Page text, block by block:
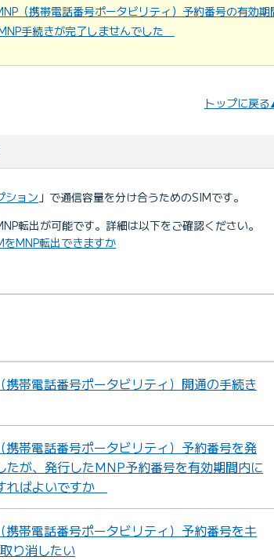
（携帯電話番号ポータビリティ）予約番号の有効期
手続きが完了しませんでした
トップに戻
ション 」で通信容量を分け合うためのSIMです。
転出が可能です。詳細は以下をご確認ください。
MNP転出できますか
帯電話番号ポータビリティ）開通の手続き
帯電話番号ポータビリティ）予約番号を発
たが、発行したMNP予約番号を有効期間内に
ればよいですか
帯電話番号ポータビリティ）予約番号をキ
り消したい